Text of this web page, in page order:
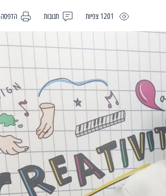
1201 צפיות תגובות הדפסה